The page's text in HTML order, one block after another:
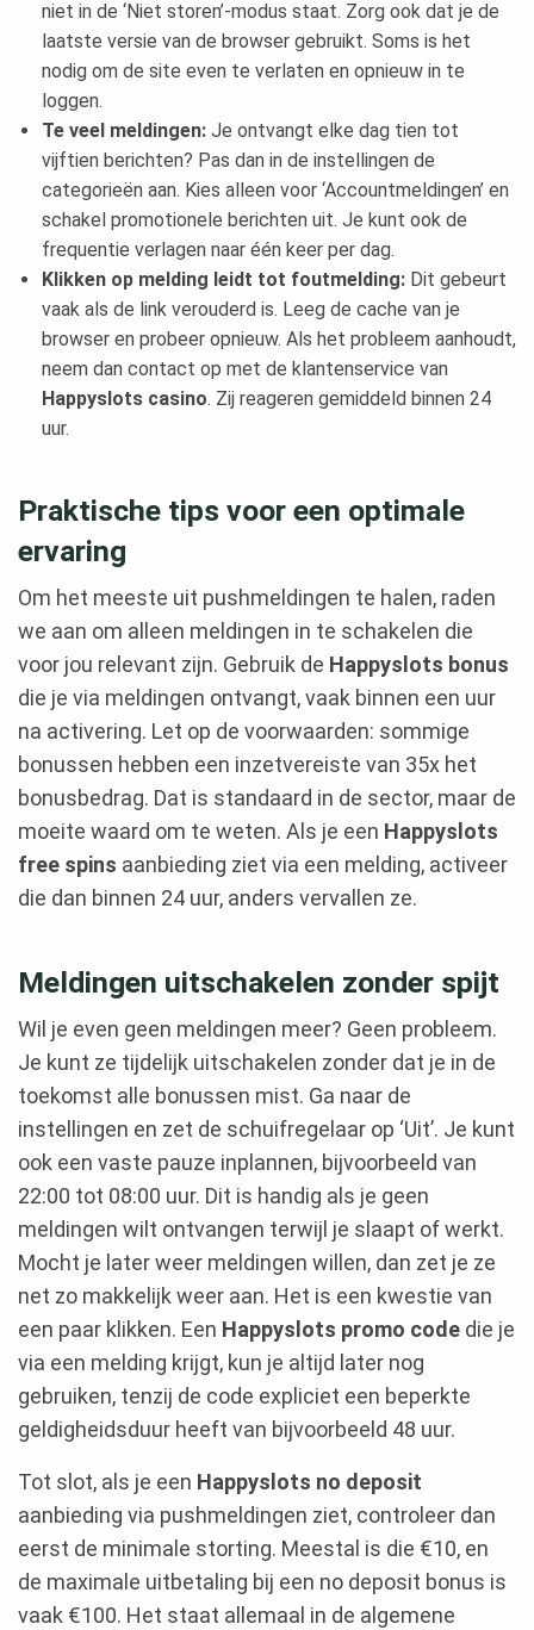
niet in de ‘Niet storen’-modus staat. Zorg ook dat je de
laatste versie van de browser gebruikt. Soms is het
nodig om de site even te verlaten en opnieuw in te
loggen.
Te veel meldingen: Je ontvangt elke dag tien tot
vijftien berichten? Pas dan in de instellingen de
categorieën aan. Kies alleen voor ‘Accountmeldingen’ en
schakel promotionele berichten uit. Je kunt ook de
frequentie verlagen naar één keer per dag.
Klikken op melding leidt tot foutmelding: Dit gebeurt
vaak als de link verouderd is. Leeg de cache van je
browser en probeer opnieuw. Als het probleem aanhoudt,
neem dan contact op met de klantenservice van
Happyslots casino. Zij reageren gemiddeld binnen 24
uur.
Praktische tips voor een optimale
ervaring
Om het meeste uit pushmeldingen te halen, raden
we aan om alleen meldingen in te schakelen die
voor jou relevant zijn. Gebruik de Happyslots bonus
die je via meldingen ontvangt, vaak binnen een uur
na activering. Let op de voorwaarden: sommige
bonussen hebben een inzetvereiste van 35x het
bonusbedrag. Dat is standaard in de sector, maar de
moeite waard om te weten. Als je een Happyslots
free spins aanbieding ziet via een melding, activeer
die dan binnen 24 uur, anders vervallen ze.
Meldingen uitschakelen zonder spijt
Wil je even geen meldingen meer? Geen probleem.
Je kunt ze tijdelijk uitschakelen zonder dat je in de
toekomst alle bonussen mist. Ga naar de
instellingen en zet de schuifregelaar op ‘Uit’. Je kunt
ook een vaste pauze inplannen, bijvoorbeeld van
22:00 tot 08:00 uur. Dit is handig als je geen
meldingen wilt ontvangen terwijl je slaapt of werkt.
Mocht je later weer meldingen willen, dan zet je ze
net zo makkelijk weer aan. Het is een kwestie van
een paar klikken. Een Happyslots promo code die je
via een melding krijgt, kun je altijd later nog
gebruiken, tenzij de code expliciet een beperkte
geldigheidsduur heeft van bijvoorbeeld 48 uur.
Tot slot, als je een Happyslots no deposit
aanbieding via pushmeldingen ziet, controleer dan
eerst de minimale storting. Meestal is die €10, en
de maximale uitbetaling bij een no deposit bonus is
vaak €100. Het staat allemaal in de algemene